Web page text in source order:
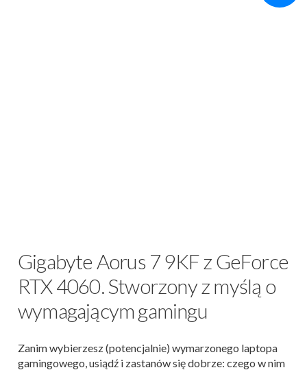
Gigabyte Aorus 7 9KF z GeForce
RTX 4060. Stworzony z myślą o
wymagającym gamingu
Zanim wybierzesz (potencjalnie) wymarzonego laptopa
gamingowego, usiądź i zastanów się dobrze: czego w nim